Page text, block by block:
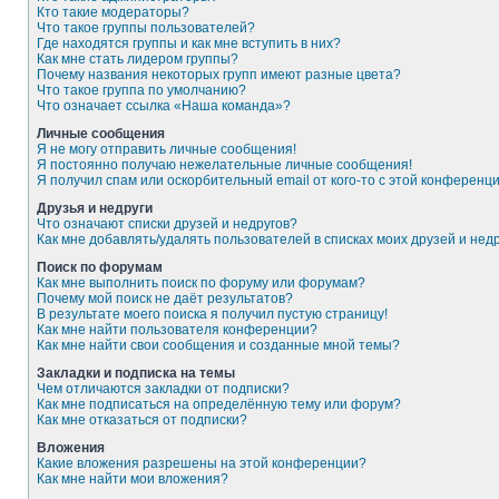
Кто такие модераторы?
Что такое группы пользователей?
Где находятся группы и как мне вступить в них?
Как мне стать лидером группы?
Почему названия некоторых групп имеют разные цвета?
Что такое группа по умолчанию?
Что означает ссылка «Наша команда»?
Личные сообщения
Я не могу отправить личные сообщения!
Я постоянно получаю нежелательные личные сообщения!
Я получил спам или оскорбительный email от кого-то с этой
Друзья и недруги
Что означают списки друзей и недругов?
Как мне добавлять/удалять пользователей в списках моих друзей и
Поиск по форумам
Как мне выполнить поиск по форуму или форумам?
Почему мой поиск не даёт результатов?
В результате моего поиска я получил пустую страницу!
Как мне найти пользователя конференции?
Как мне найти свои сообщения и созданные мной темы?
Закладки и подписка на темы
Чем отличаются закладки от подписки?
Как мне подписаться на определённую тему или форум?
Как мне отказаться от подписки?
Вложения
Какие вложения разрешены на этой конференции?
Как мне найти мои вложения?